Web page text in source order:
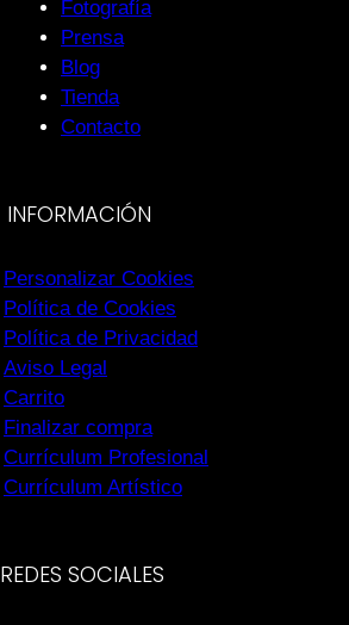
Fotografía
Prensa
Blog
Tienda
Contacto
INFORMACIÓN
Personalizar Cookies
Política de Cookies
Política de Privacidad
Aviso Legal
Carrito
Finalizar compra
Currículum Profesional
Currículum Artístico
REDES SOCIALES